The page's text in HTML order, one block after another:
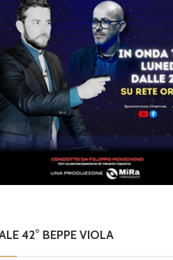
42° BEPPE VIOLA